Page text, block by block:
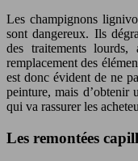
Les champignons
sont dangereux. Ils
des traitements lourds,
remplacement des
est donc évident de ne
peinture, mais d’obtenir
qui va rassurer les
Les remontées